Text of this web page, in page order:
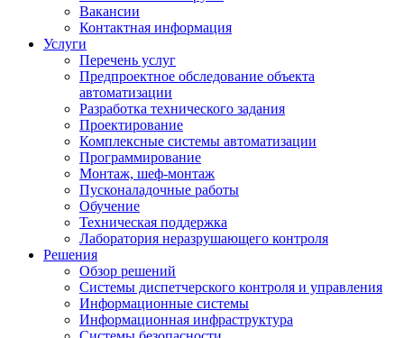
Вакансии
Контактная информация
Услуги
Перечень услуг
Предпроектное обследование объекта
автоматизации
Разработка технического задания
Проектирование
Комплексные системы автоматизации
Программирование
Монтаж, шеф-монтаж
Пусконаладочные работы
Обучение
Техническая поддержка
Лаборатория неразрушающего контроля
Решения
Обзор решений
Системы диспетчерского контроля и управления
Информационные системы
Информационная инфраструктура